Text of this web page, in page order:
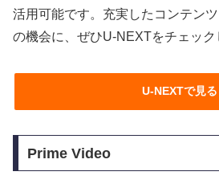
活用可能です。充実したコンテン
の機会に、ぜひU-NEXTをチェック
U-NEXTで見る
Prime Video